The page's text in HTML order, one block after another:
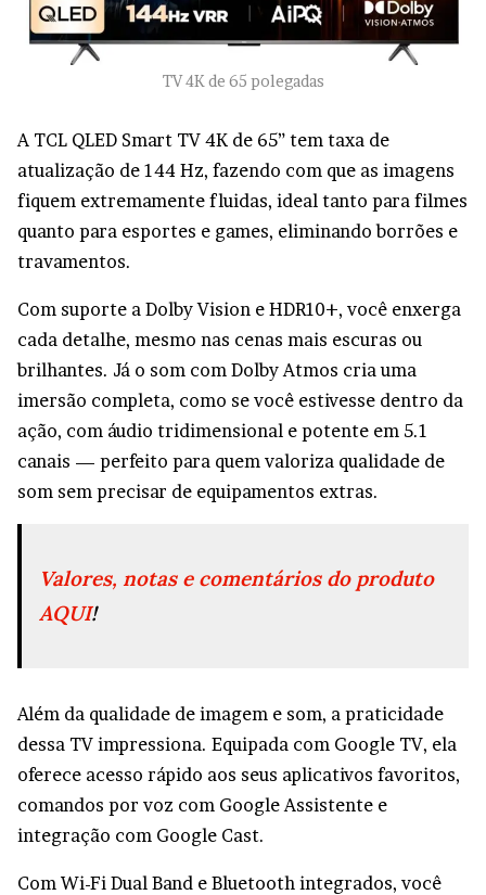
TV 4K de 65 polegadas
A TCL QLED Smart TV 4K de 65” tem taxa de
atualização de 144 Hz, fazendo com que as imagens
fiquem extremamente fluidas, ideal tanto para filmes
quanto para esportes e games, eliminando borrões e
travamentos.
Com suporte a Dolby Vision e HDR10+, você enxerga
cada detalhe, mesmo nas cenas mais escuras ou
brilhantes. Já o som com Dolby Atmos cria uma
imersão completa, como se você estivesse dentro da
ação, com áudio tridimensional e potente em 5.1
canais — perfeito para quem valoriza qualidade de
som sem precisar de equipamentos extras.
Valores, notas e comentários do produto
AQUI!
Além da qualidade de imagem e som, a praticidade
dessa TV impressiona. Equipada com Google TV, ela
oferece acesso rápido aos seus aplicativos favoritos,
comandos por voz com Google Assistente e
integração com Google Cast.
Com Wi-Fi Dual Band e Bluetooth integrados, você